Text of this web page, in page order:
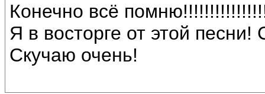
Конечно всё
Я в восторге от этой
Скучаю очень!